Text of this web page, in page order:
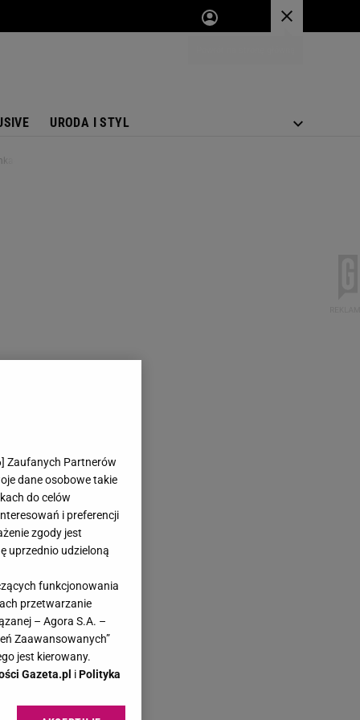
URODA I STYL
] Zaufanych Partnerów
dane osobowe takie
do celów
i preferencji
zgody jest
uprzednio udzieloną
funkcjonowania
przetwarzanie
– Agora S.A. –
Zaawansowanych”
jest kierowany.
Gazeta.pl iPolityka